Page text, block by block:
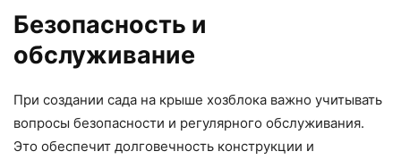
Безопасность и
обслуживание
При создании сада на крыше хозблока важно учитывать
вопросы безопасности и регулярного обслуживания.
Это обеспечит долговечность конструкции и